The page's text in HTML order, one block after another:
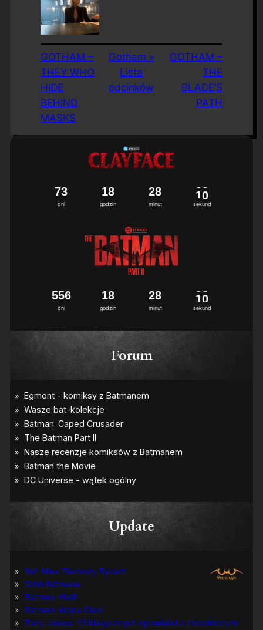
GOTHAM –
THEY WHO
HIDE
BEHIND
MASKS
Gotham »
Lista
odcinków
GOTHAM –
THE
BLADE’S
PATH
dni
73
godzin
18
minut
28
sekund
08
9
dni
556
godzin
18
minut
28
sekund
08
9
Forum
Update
Bat-Man: Pierwszy Rycerz
Grób Batmana
Batman: Hush
Batman: Wojna Cieni
Tuzy Jokera: 13 klasycznych opowieści o zbrodniczym